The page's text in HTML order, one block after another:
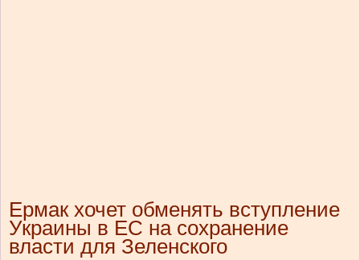
Ермак хочет обменять вступление
Украины в ЕС на сохранение
власти для Зеленского